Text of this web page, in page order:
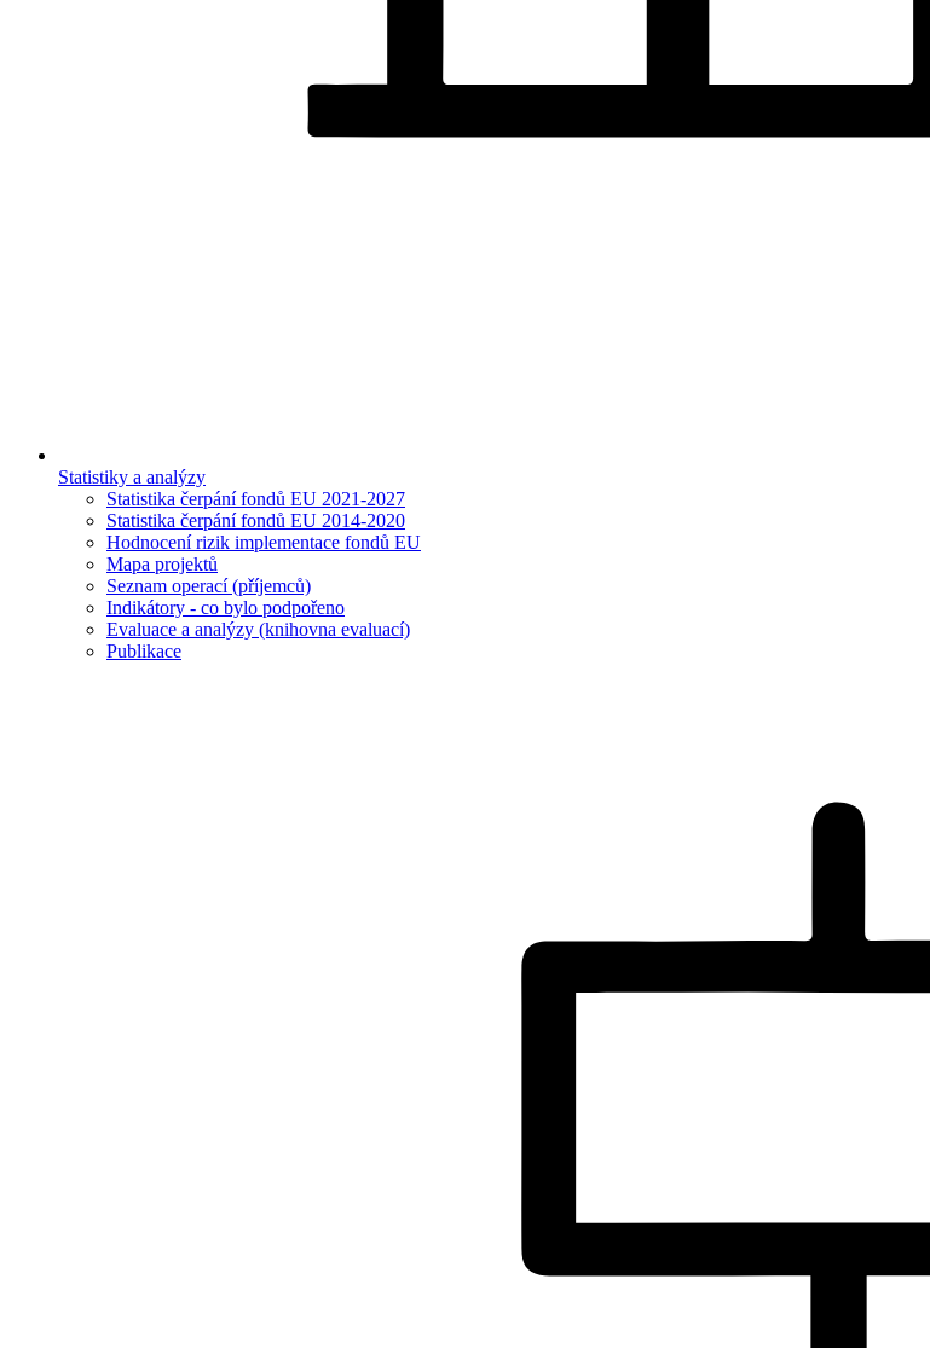
Statistiky a analýzy
Statistika čerpání fondů EU 2021-2027
Statistika čerpání fondů EU 2014-2020
Hodnocení rizik implementace fondů EU
Mapa projektů
Seznam operací (příjemců)
Indikátory - co bylo podpořeno
Evaluace a analýzy (knihovna evaluací)
Publikace